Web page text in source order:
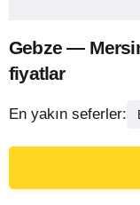
Gebze —
fiyatlar
En yakın seferler: